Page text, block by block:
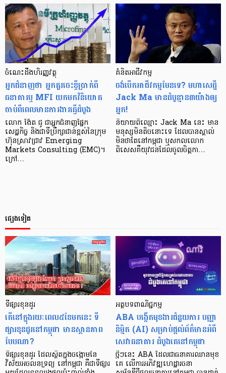
ចំណេះដឹងហិរញ្ញវត្ថុ
អ្នក​ជំនាញថា អ្នក​គួរ​ចេះ​ខ្ចី​ប្រាក់​ពី​
ធនាគារ​ឬ​ MFI យក​មក​វិនិយោគ​
ចាប់​ពី​ពេល​មាន​ការងារ​ធ្វើ​ដំបូង
លោក ង៉ែត ជូ ជាអ្នក​ជំនាញ​ផ្នែក​
សេដ្ឋកិច្ច និង​ជាទីប្រឹក្សា​ជាន់​ខ្ពស់​នៃ​ក្រុម
ហ៊ុន​ស្រាវជ្រាវ​ Emerging
Markets Consulting (EMC)។
ក្រៅ​…
គំនិត​អាជីវកម្ម
ចង់​បើក​អាជីវកម្ម​មែន​ទេ? មហា​សេដ្ឋី
Jack Ma មាន​ដំបូន្មាន​៣​យ៉ាង​ឲ្យ​
អ្នក!
និយាយ​ពី​ឈ្មោះ Jack Ma នេះ មាន​
មនុស្ស​មិន​តិច​នោះ​ទេ ដែល​បាន​ស្គាល់
មិន​ថា​តែ​នៅ​កម្ពុជា ឬ​សកល​លោក
ពិសេស​គឺ​យុវជន​ដែល​ចូលចិត្ត​កា…
ផ្សេងទៀត
ទីផ្សារខុនដូរ
តើនៅក្នុងរយៈពេល៥ខែមកនេះ ទី
ផ្សារខុនដូរនៅកម្ពុជា មានស្ថានភាព
បែបណា?
ទីផ្សារខុនដូរ ដែលស្ថិតក្នុងចង្កោមនៃ
វិស័យអចលនទ្រព្យ នៅកម្ពុជា គឺជាទីផ្សារ
អត្ថបទពាណិជ្ជកម្ម
ABA បង្កើតមុខងារជំនួយការ បញ្ញា
និម្មិត (AI) សម្រាប់ផ្ដល់ព័ត៌មានអំពី
សេវាធនាគារ ដំបូងគេនៅកម្ពុជា
ថ្មីៗនេះ ABA ដែលជាធនាគារឈានមុខ
គេ លើការអភិវឌ្ឍហេដ្ឋារចនា